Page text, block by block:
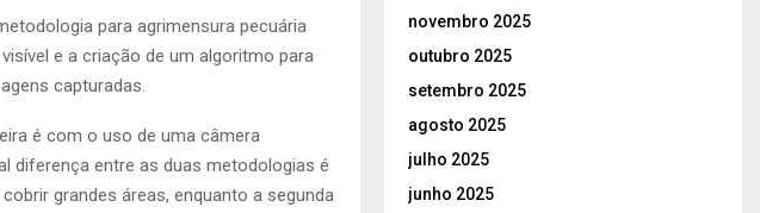
para agrimensura pecuária
e a criação de um algoritmo para
capturadas.
é com o uso de uma câmera
diferença entre as duas metodologias é
grandes áreas, enquanto a segunda
novembro 2025
outubro 2025
setembro 2025
agosto 2025
julho 2025
junho 2025